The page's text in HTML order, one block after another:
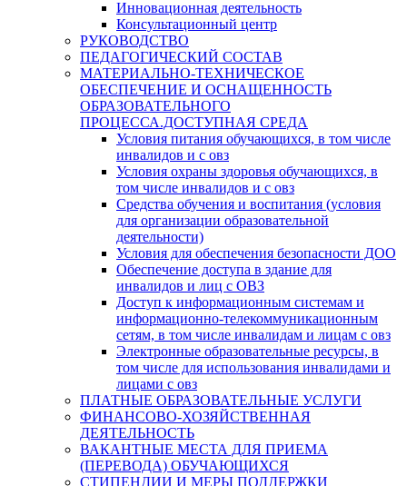
Инновационная деятельность
Консультационный центр
РУКОВОДСТВО
ПЕДАГОГИЧЕСКИЙ СОСТАВ
МАТЕРИАЛЬНО-ТЕХНИЧЕСКОЕ
ОБЕСПЕЧЕНИЕ И ОСНАЩЕННОСТЬ
ОБРАЗОВАТЕЛЬНОГО
ПРОЦЕССА.ДОСТУПНАЯ СРЕДА
Условия питания обучающихся, в том числе
инвалидов и с овз
Условия охраны здоровья обучающихся, в
том числе инвалидов и с овз
Средства обучения и воспитания (условия
для организации образовательной
деятельности)
Условия для обеспечения безопасности ДОО
Обеспечение доступа в здание для
инвалидов и лиц с ОВЗ
Доступ к информационным системам и
информационно-телекоммуникационным
сетям, в том числе инвалидам и лицам с овз
Электронные образовательные ресурсы, в
том числе для использования инвалидами и
лицами с овз
ПЛАТНЫЕ ОБРАЗОВАТЕЛЬНЫЕ УСЛУГИ
ФИНАНСОВО-ХОЗЯЙСТВЕННАЯ
ДЕЯТЕЛЬНОСТЬ
ВАКАНТНЫЕ МЕСТА ДЛЯ ПРИЕМА
(ПЕРЕВОДА) ОБУЧАЮЩИХСЯ
СТИПЕНДИИ И МЕРЫ ПОДДЕРЖКИ